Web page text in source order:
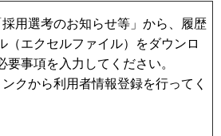
用選考のお知らせ等」から、履歴
（エクセルファイル）をダウンロ
要事項を入力してください。
クから利用者情報登録を行ってく